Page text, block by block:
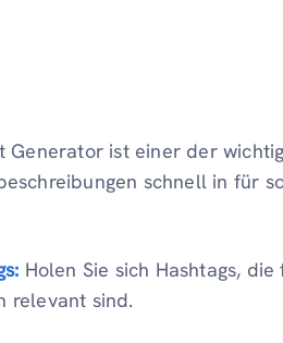
Generator ist einer der
schnell in für
Holen Sie sich Hashtags,
relevant sind.